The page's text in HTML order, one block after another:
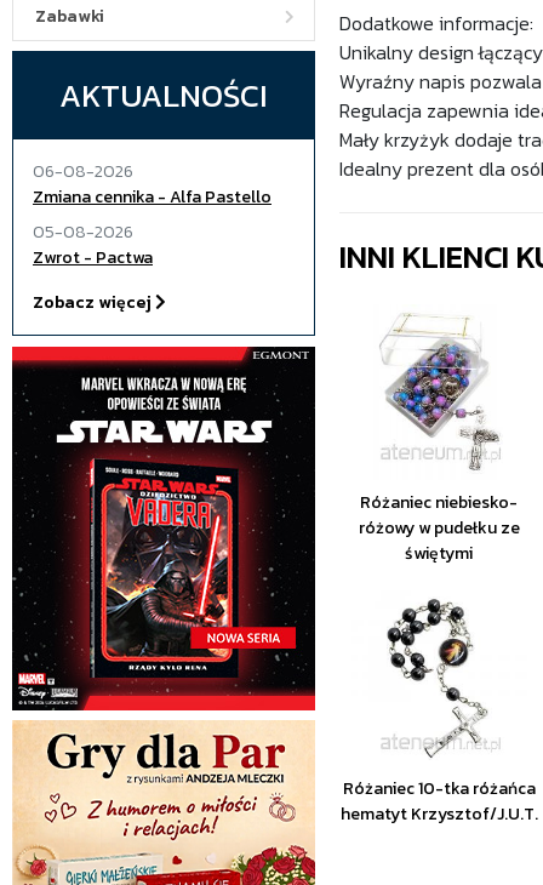
Zabawki
AKTUALNOŚCI
06-08-2026
Zmiana cennika - Alfa Pastello
05-08-2026
Zwrot - Pactwa
Zobacz więcej
Dodatkowe informacje:
Unikalny design
Wyraźny napis
Regulacja zapewnia
Mały krzyżyk dodaje
Idealny prezent dla
INNI KLIENCI
Różaniec niebiesko-
różowy w pudełku ze
świętymi
Różaniec 10-tka różańca
hematyt Krzysztof/J.U.T.